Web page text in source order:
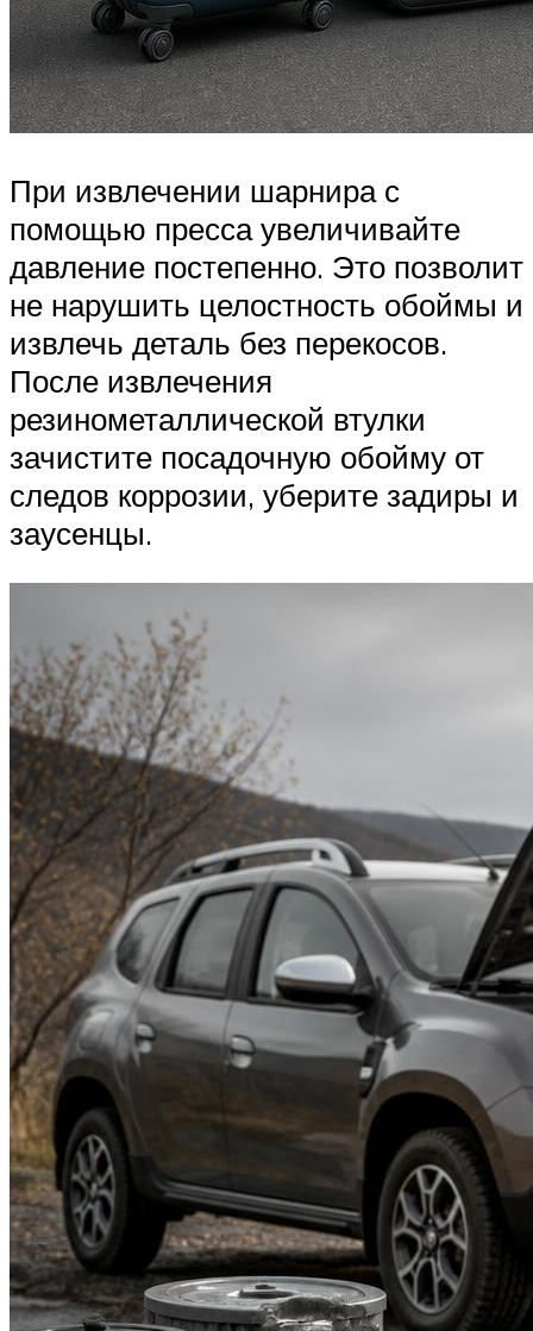
При извлечении шарнира с
помощью пресса увеличивайте
давление постепенно. Это позволит
не нарушить целостность обоймы и
извлечь деталь без перекосов.
После извлечения
резинометаллической втулки
зачистите посадочную обойму от
следов коррозии, уберите задиры и
заусенцы.